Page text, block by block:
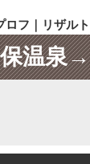
ロフ ｜ リザルト
温泉